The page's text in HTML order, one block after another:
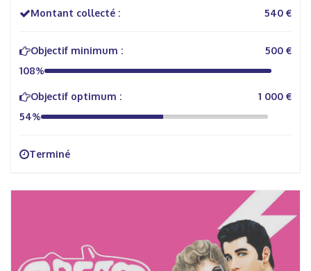
Montant collecté : 540 €
Objectif minimum :
500 €
108%
Objectif optimum :
1 000 €
54%
Terminé